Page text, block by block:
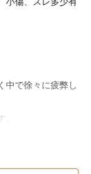
中で徐々に疲弊し
レタン塗装を施